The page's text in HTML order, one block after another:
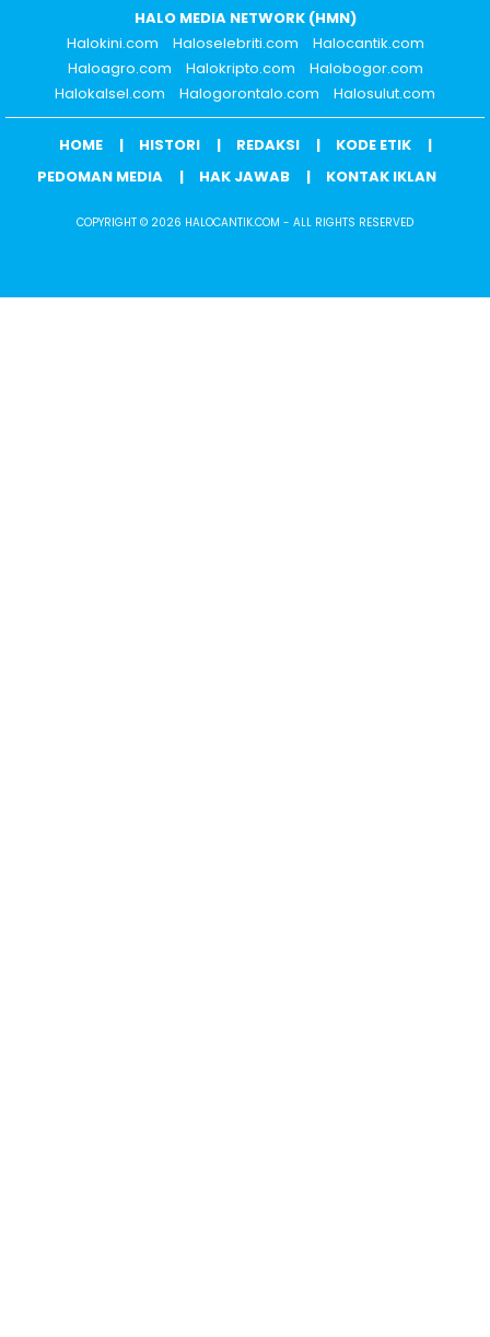
HALO MEDIA NETWORK (HMN)
Halokini.com
Haloselebriti.com
Halocantik.com
Haloagro.com
Halokripto.com
Halobogor.com
Halokalsel.com
Halogorontalo.com Halosulut.com
HOME HISTORI REDAKSI
KODE ETIK
PEDOMAN MEDIA
HAK JAWAB KONTAK IKLAN
COPYRIGHT © 2026 HALOCANTIK.COM - ALL RIGHTS RESERVED